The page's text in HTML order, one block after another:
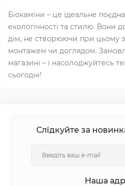
Біокаміни – це ідеальне
екологічності та стилю. Вони
дім, не створюючи при цьому
монтажем чи доглядом.
магазині – і насолоджуйтесь
сьогодні!
Слідкуйте за
Наша